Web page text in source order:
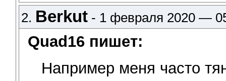
2. Berkut - 1 февраля 2020 —
Quad16 пишет:
Например меня часто